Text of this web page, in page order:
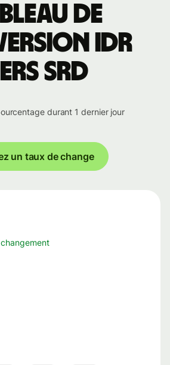
de
IDR
SRD
durant 1 dernier jour
un taux de change